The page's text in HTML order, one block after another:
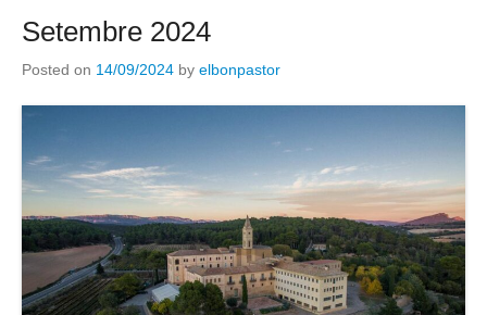
Setembre 2024
Posted on 14/09/2024 by elbonpastor